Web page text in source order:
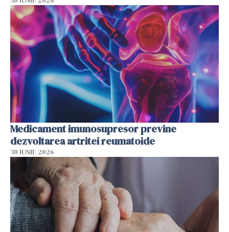
Medicament imunosupresor previne
dezvoltarea artritei reumatoide
30 IUNIE 2026